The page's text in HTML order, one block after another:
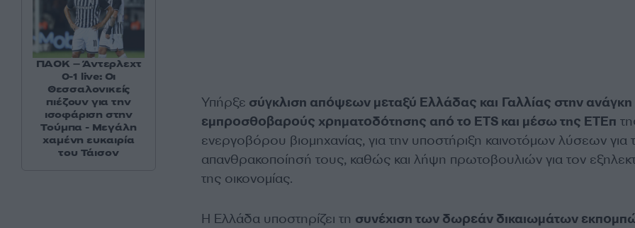
Υπήρξε σύγκλιση απόψεων μεταξύ Ελλάδας και Γαλλίας στην ανάγκη
εμπροσθοβαρούς χρηματοδότησης από το ETS και μέσω της ΕΤΕπ
ενεργοβόρου βιομηχανίας, για την υποστήριξη καινοτόμων λύσεων για
απανθρακοποίησή τους, καθώς και λήψη πρωτοβουλιών για τον
της οικονομίας.
Η Ελλάδα υποστηρίζει τη συνέχιση των δωρεάν δικαιωμάτων
ΠΑΟΚ – Άντερλεχτ
0-1 live: Οι
Θεσσαλονικείς
πιέζουν για την
ισοφάριση στην
Τούμπα - Μεγάλη
χαμένη ευκαιρία
του Τάισον